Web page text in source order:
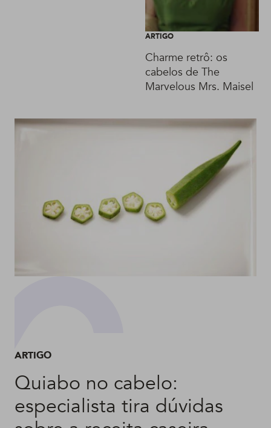
ARTIGO
Charme retrô: os
cabelos de The
Marvelous Mrs. Maisel
ARTIGO
Quiabo no cabelo:
especialista tira dúvidas